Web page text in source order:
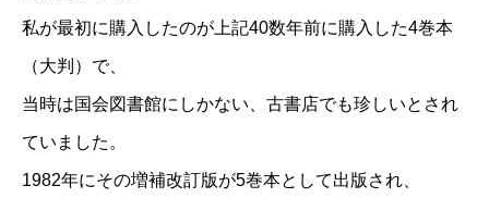
私が最初に購入したのが上記40数年前に購入した4巻本
（大判）で、
当時は国会図書館にしかない、古書店でも珍しいとされ
ていました。
1982年にその増補改訂版が5巻本として出版され、